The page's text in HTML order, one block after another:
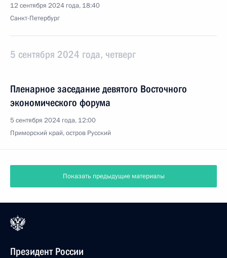
12 сентября 2024 года, 18:40
Санкт-Петербург
5 сентября 2024 года, четверг
Пленарное заседание девятого Восточного
экономического форума
5 сентября 2024 года, 12:00
Приморский край, остров Русский
Показать предыдущие материалы
Президент России